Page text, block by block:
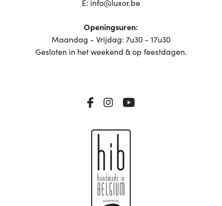
E: info@luxor.be
Openingsuren:
Maandag - Vrijdag: 7u30 - 17u30
Gesloten in het weekend & op feestdagen.